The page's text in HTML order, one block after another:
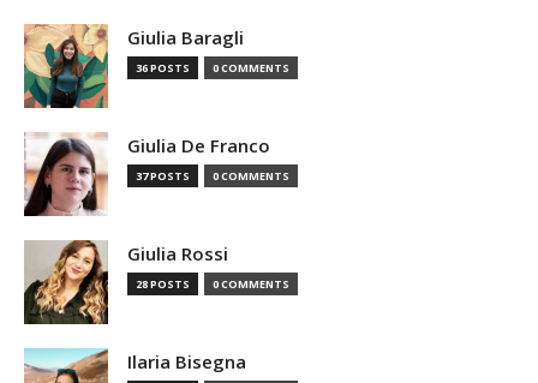
Giulia Baragli
36 POSTS 0 COMMENTS
Giulia De Franco
37 POSTS 0 COMMENTS
Giulia Rossi
28 POSTS 0 COMMENTS
Ilaria Bisegna